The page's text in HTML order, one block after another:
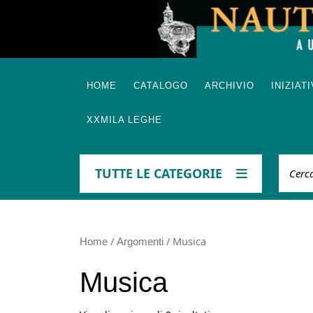
HOME CATALOGO ARCHIVIO
XXMILA LEGHE
TUTTE LE CATEGORIE
Home / Argomenti / Musica
Musica